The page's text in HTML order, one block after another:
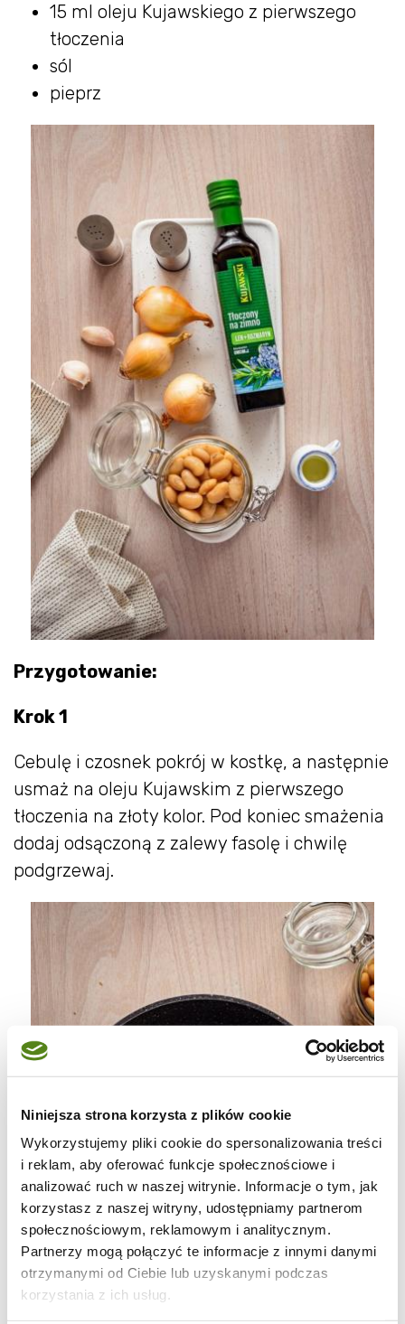
Niniejsza strona korzysta z plików cookie
Wykorzystujemy pliki cookie do spersonalizowania treści
i reklam, aby oferować funkcje społecznościowe i
analizować ruch w naszej witrynie. Informacje o tym, jak
korzystasz z naszej witryny, udostępniamy partnerom
społecznościowym, reklamowym i analitycznym.
Partnerzy mogą połączyć te informacje z innymi danymi
otrzymanymi od Ciebie lub uzyskanymi podczas
korzystania z ich usług.
15 ml oleju Kujawskiego z pierwszego
tłoczenia
sól
pieprz
Przygotowanie:
Krok 1
Cebulę i czosnek pokrój w kostkę, a następnie
usmaż na oleju Kujawskim z pierwszego
tłoczenia na złoty kolor. Pod koniec smażenia
dodaj odsączoną z zalewy fasolę i chwilę
podgrzewaj.